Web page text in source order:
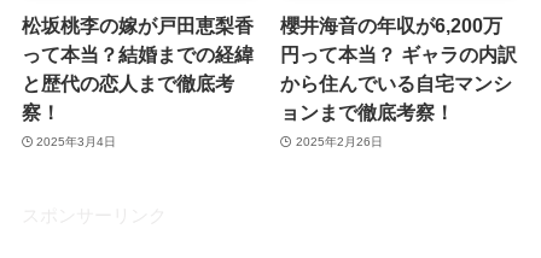
松坂桃李の嫁が戸田恵梨香
って本当？結婚までの経緯
と歴代の恋人まで徹底考
察！
2025年3月4日
櫻井海音の年収が6,200万
円って本当？ ギャラの内訳
から住んでいる自宅マンシ
ョンまで徹底考察！
2025年2月26日